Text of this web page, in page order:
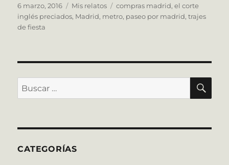
Publicado
el
6 marzo, 2016 Categorías
Mis relatos Etiquetas
compras madrid,el corte
inglés preciados, Madrid, metro, paseo por madrid,trajes
de fiesta
Buscar
por:
CATEGORÍAS